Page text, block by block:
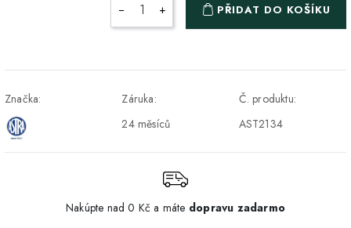
DPD - Odberné miesto
1-2 pracovné dni 3 Kč
− + PŘIDAT DO KOŠÍKU
Značka:
Záruka:
24 měsíců
Č. produktu:
AST2134
Nakúpte nad 0 Kč a máte dopravu zadarmo